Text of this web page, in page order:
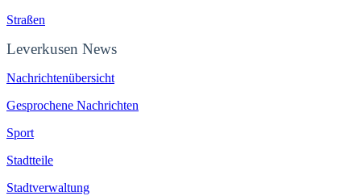
Straßen
Leverkusen News
Nachrichtenübersicht
Gesprochene Nachrichten
Sport
Stadtteile
Stadtverwaltung